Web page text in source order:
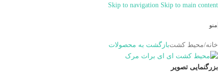
Skip to navigation Skip to main content
منو
خانه/محیط کشتبازگشت به محصولات
بزرگنمایی تصویر